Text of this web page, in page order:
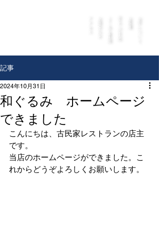
記事
和ぐるみ ホームページ
できました
2024年10月31日
こんにちは、古民家レストランの店主
です。
当店のホームページができました。こ
れからどうぞよろしくお願いします。